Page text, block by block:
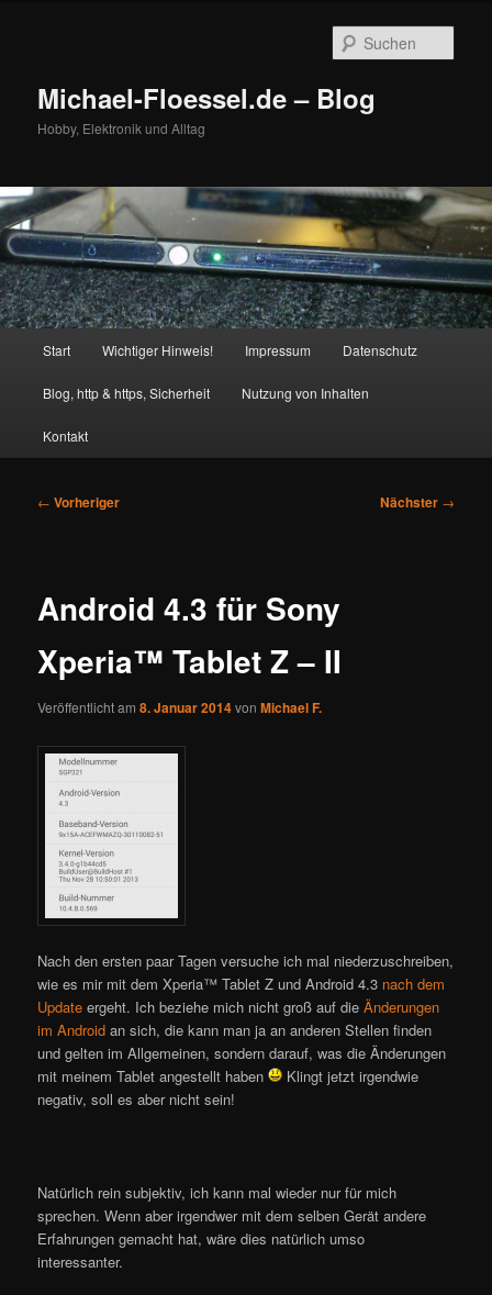
Michael-Floessel.de – Blog
Hobby, Elektronik und Alltag
Start Wichtiger Hinweis! Impressum Datenschutz
Blog, http & https, Sicherheit Nutzung von Inhalten
Kontakt
Beitragsnavigation
← Vorheriger Nächster →
Android 4.3 für Sony
Xperia™ Tablet Z – II
Veröffentlicht am8. Januar 2014vonMichael F.
Nach den ersten paar Tagen versuche ich mal niederzuschreiben,
wie es mir mit dem Xperia™ Tablet Z und Android 4.3 nach dem
Update ergeht. Ich beziehe mich nicht groß auf dieÄnderungen
im Android an sich, die kann man ja an anderen Stellen finden
und gelten im Allgemeinen, sondern darauf, was die Änderungen
mit meinem Tablet angestellt haben
Klingt jetzt irgendwie
negativ, soll es aber nicht sein!
Natürlich rein subjektiv, ich kann mal wieder nur für mich
sprechen. Wenn aber irgendwer mit dem selben Gerät andere
Erfahrungen gemacht hat, wäre dies natürlich umso
interessanter.